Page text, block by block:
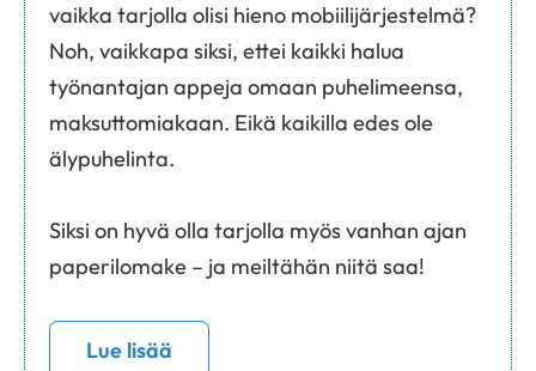
vaikka tarjolla olisi hieno mobiilijärjestelmä?
Noh, vaikkapa siksi, ettei kaikki halua
työnantajan appeja omaan puhelimeensa,
maksuttomiakaan. Eikä kaikilla edes ole
älypuhelinta.
Siksi on hyvä olla tarjolla myös vanhan ajan
paperilomake – ja meiltähän niitä saa!
Lue lisää